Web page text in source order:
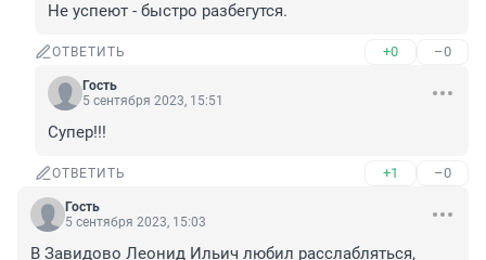
Не успеют - быстро разбегутся.
ОТВЕТИТЬ +0 –0
Гость
5 сентября 2023, 15:51
Супер!!!
ОТВЕТИТЬ +1 –0
Гость
5 сентября 2023, 15:03
В Завидово Леонид Ильич любил расслабляться,